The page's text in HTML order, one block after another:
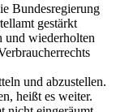
Bundesregierung
gestärkt
und wiederholten
und abzustellen.
heißt es weiter.